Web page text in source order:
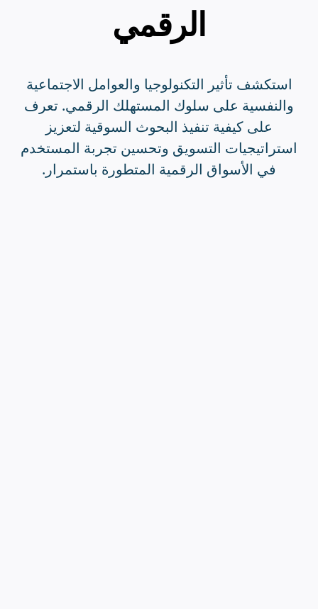
الرقمي
استكشف تأثير التكنولوجيا والعوامل الاجتماعية
والنفسية على سلوك المستهلك الرقمي. تعرف
على كيفية تنفيذ البحوث السوقية لتعزيز
استراتيجيات التسويق وتحسين تجربة المستخدم
في الأسواق الرقمية المتطورة باستمرار.